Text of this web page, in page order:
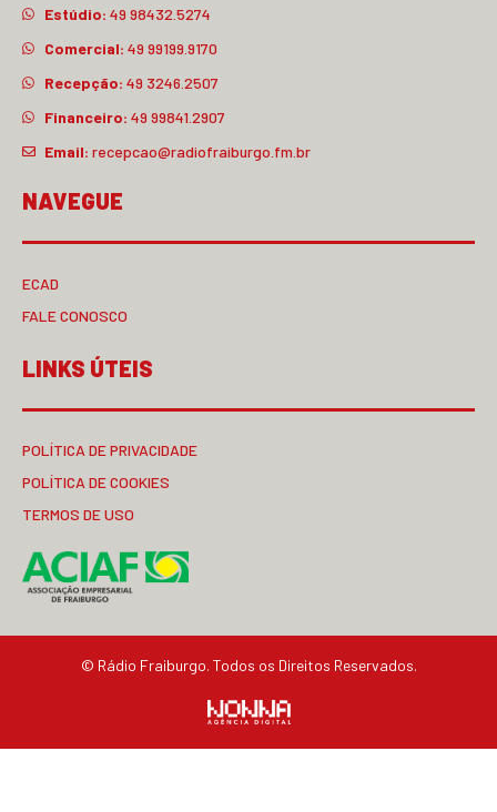
Estúdio: 49 98432.5274
Comercial: 49 99199.9170
Recepção: 49 3246.2507
Financeiro: 49 99841.2907
Email: recepcao@radiofraiburgo.fm.br
NAVEGUE
ECAD
FALE CONOSCO
LINKS ÚTEIS
POLÍTICA DE PRIVACIDADE
POLÍTICA DE COOKIES
TERMOS DE USO
© Rádio Fraiburgo. Todos os Direitos Reservados.